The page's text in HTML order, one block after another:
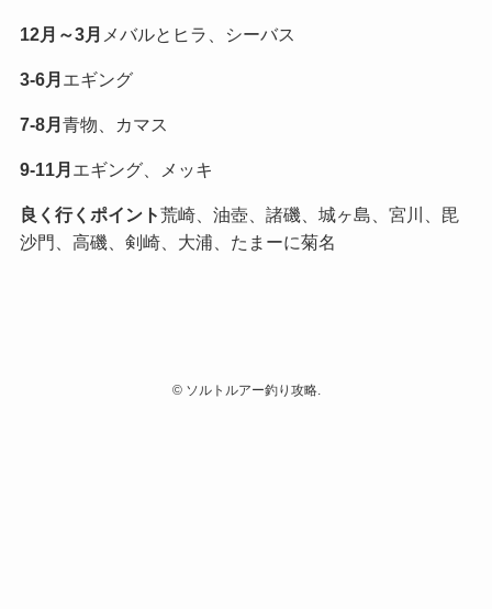
12月～3月 メバルとヒラ、シーバス
3-6月 エギング
7-8月 青物、カマス
9-11月 エギング、メッキ
良く行くポイント荒崎、油壺、諸磯、城ヶ島、宮川、毘
沙門、高磯、剣崎、大浦、たまーに菊名
©ソルトルアー釣り攻略.